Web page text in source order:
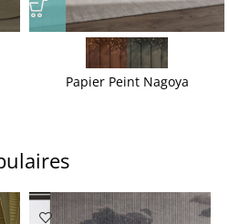
Papier Peint Nagoya